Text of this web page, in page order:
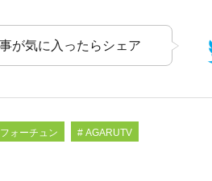
が気に入ったらシェア
ォーチュン # AGARUTV